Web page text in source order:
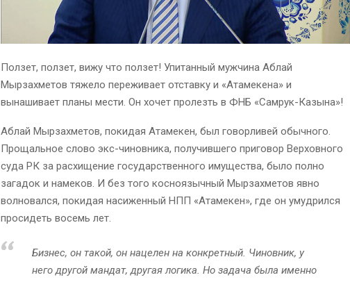
Ползет, ползет, вижу что ползет! Упитанный мужчина Аблай
Мырзахметов тяжело переживает отставку и «Атамекена» и
вынашивает планы мести. Он хочет пролезть в ФНБ «Самрук-Казына»!
Аблай Мырзахметов, покидая Атамекен, был говорливей обычного.
Прощальное слово экс-чиновника, получившего приговор Верховного
суда РК за расхищение государственного имущества, было полно
загадок и намеков. И без того косноязычный Мырзахметов явно
волновался, покидая насиженный НПП «Атамекен», где он умудрился
просидеть восемь лет.
Бизнес, он такой, он нацелен на конкретный. Чиновник, у
него другой мандат, другая логика. Но задача была именно